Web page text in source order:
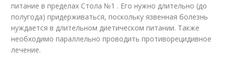
питание в пределах Стола №1 . Его нужно длительно (до
полугода) придерживаться, поскольку язвенная болезнь
нуждается в длительном диетическом питании. Также
необходимо параллельно проводить противорецидивное
лечение.